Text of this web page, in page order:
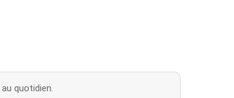
quotidien.